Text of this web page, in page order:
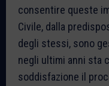
consentire queste
Civile, dalla
degli stessi, sono
negli ultimi anni sta
soddisfazione il